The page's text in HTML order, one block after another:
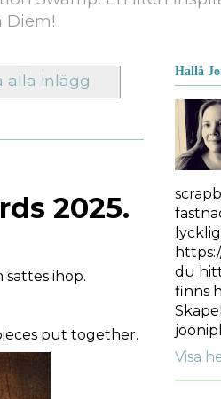
Diem!
alla inlägg
2025.
sattes ihop.
put together.
Hallå
du
finns
Visa